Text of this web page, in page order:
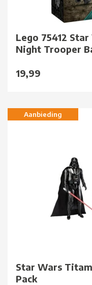
Lego 75412
Night Trooper
19,99
Aanbieding
Star Wars
Pack